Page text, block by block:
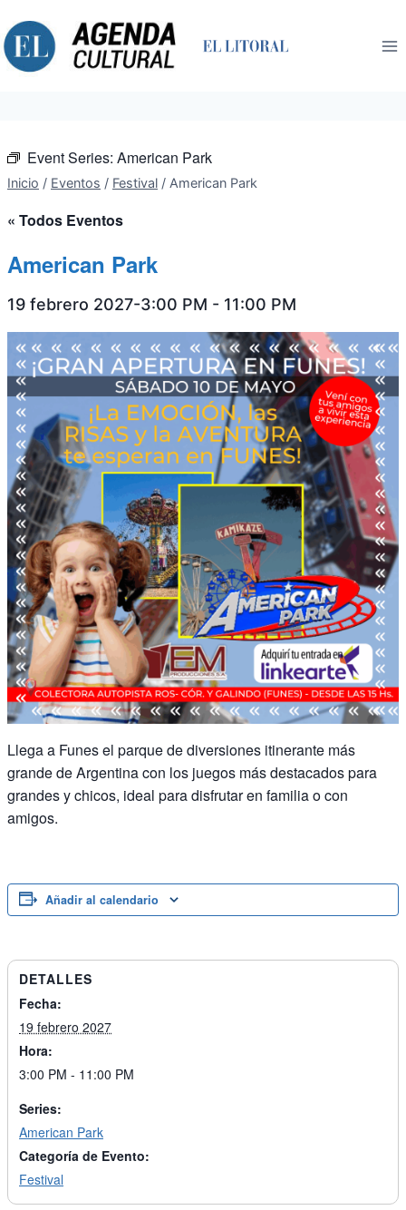
al
contenido
Event Series: American Park
Inicio / Eventos / Festival / American Park
« Todos Eventos
American Park
19 febrero 2027-3:00 PM - 11:00 PM
Llega a Funes el parque de diversiones itinerante más
grande de Argentina con los juegos más destacados para
grandes y chicos, ideal para disfrutar en familia o con
amigos.
Añadir al calendario
DETALLES
Fecha:
19 febrero 2027
Hora:
3:00 PM - 11:00 PM
Series:
American Park
Categoría de Evento:
Festival